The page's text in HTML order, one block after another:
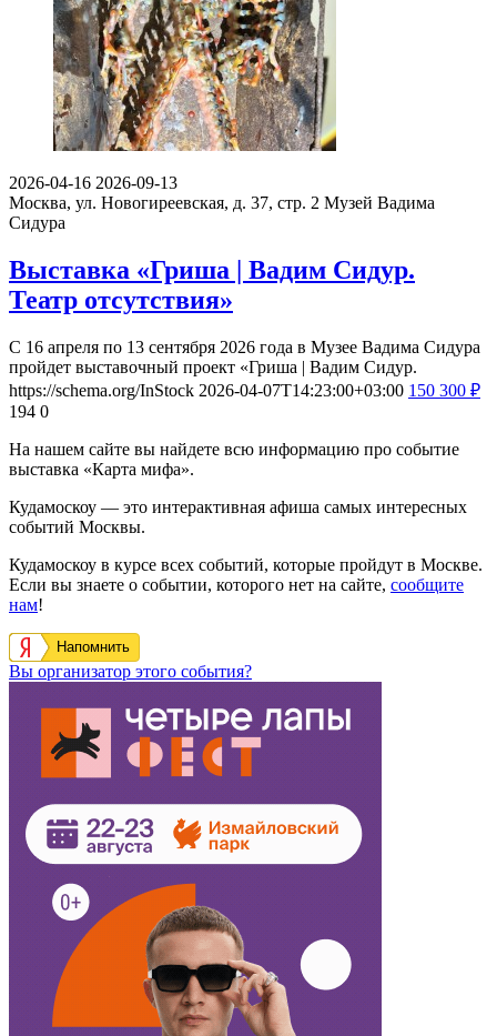
2026-04-16 2026-09-13
Москва, ул. Новогиреевская, д. 37, стр. 2 Музей Вадима
Сидура
Выставка «Гриша | Вадим Сидур.
Театр отсутствия»
С 16 апреля по 13 сентября 2026 года в Музее Вадима Сидура
пройдет выставочный проект «Гриша | Вадим Сидур.
https://schema.org/InStock 2026-04-07T14:23:00+03:00 150 300 ₽
194 0
На нашем сайте вы найдете всю информацию про событие
выставка «Карта мифа».
Кудамоскоу — это интерактивная афиша самых интересных
событий Москвы.
Кудамоскоу в курсе всех событий, которые пройдут в Москве.
Если вы знаете о событии, которого нет на сайте, сообщите
нам!
Напомнить
Вы организатор этого события?